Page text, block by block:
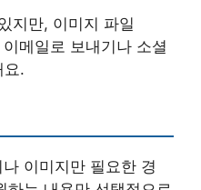
지만, 이미지 파일
메일로 보내기나 소셜
요.
이미지만 필요한 경